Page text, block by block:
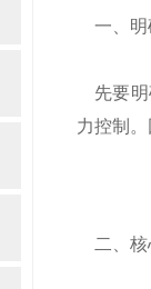
一、明
先要明
力控制
二、核